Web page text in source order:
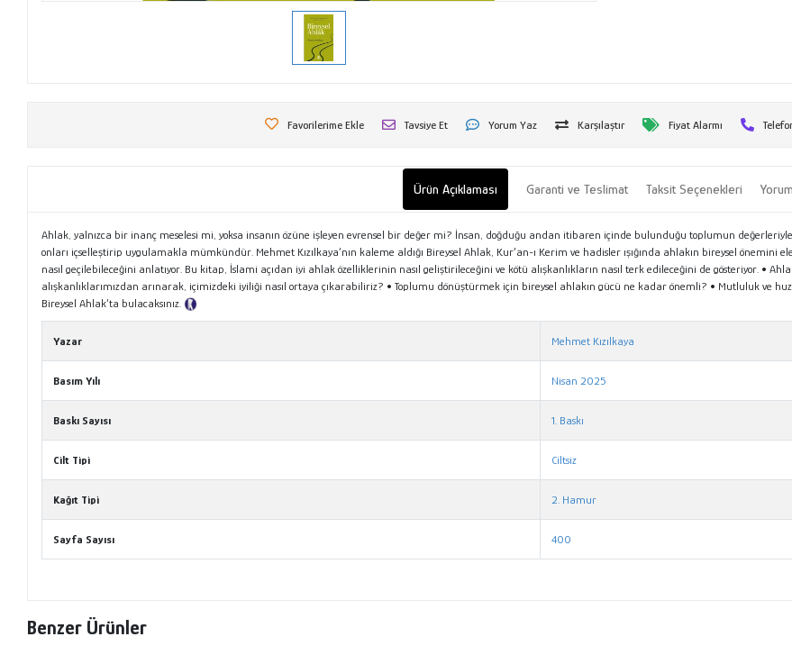
Favorilerime Ekle Tavsiye Et Yorum Yaz Karşılaştır Fiyat Alarmı
Ürün Açıklaması Garanti ve Teslimat Taksit Seçenekleri
Ahlak, yalnızca bir inanç meselesi mi, yoksa insanın özüne işleyen evrensel bir değer mi? İnsan, doğduğu andan itibaren içinde bulunduğu toplumun
onları içselleştirip uygulamakla mümkündür. Mehmet Kızılkaya’nın kaleme aldığı Bireysel Ahlak, Kur’an-ı Kerim ve hadisler ışığında ahlakın bireysel
nasıl geçilebileceğini anlatıyor. Bu kitap, İslami açıdan iyi ahlak özelliklerinin nasıl geliştirileceğini ve kötü alışkanlıkların nasıl terk edileceğini de gösteriyor. •
alışkanlıklarımızdan arınarak, içimizdeki iyiliği nasıl ortaya çıkarabiliriz? • Toplumu dönüştürmek için bireysel ahlakın gücü ne kadar önemli? • Mutluluk ve
Bireysel Ahlak’ta bulacaksınız.
Yazar Mehmet Kızılkaya
Basım Yılı Nisan 2025
Baskı Sayısı 1. Baskı
Cilt Tipi Ciltsiz
Kağıt Tipi 2. Hamur
Sayfa Sayısı 400
Benzer Ürünler